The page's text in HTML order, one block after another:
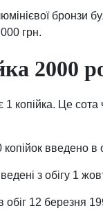
бронзи
грн.
2000
Це сота
введено в
з обігу 1
12 березня